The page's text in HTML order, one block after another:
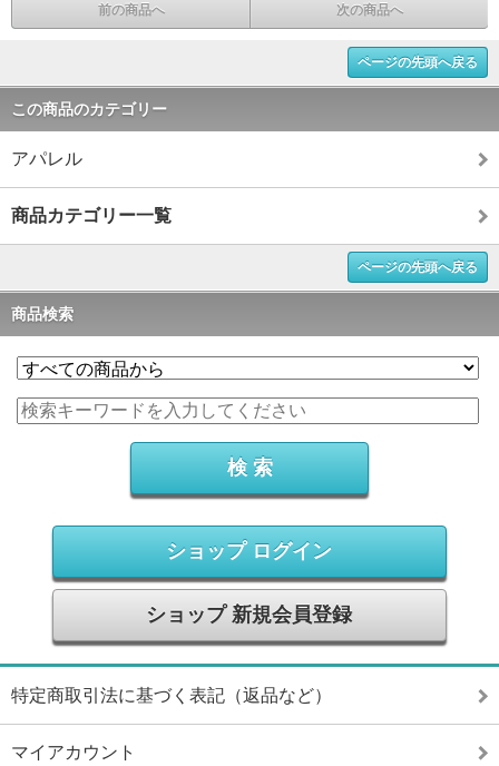
前の商品へ 次の商品へ
ページの先頭へ戻る
この商品のカテゴリー
アパレル
商品カテゴリー一覧
ページの先頭へ戻る
商品検索
ショップ ログイン
ショップ 新規会員登録
特定商取引法に基づく表記（返品など）
マイアカウント